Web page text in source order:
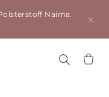
Naima.